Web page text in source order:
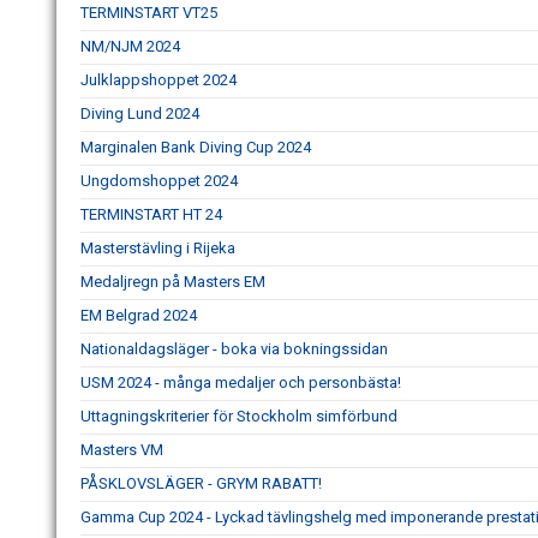
TERMINSTART VT25
NM/NJM 2024
Julklappshoppet 2024
Diving Lund 2024
Marginalen Bank Diving Cup 2024
Ungdomshoppet 2024
TERMINSTART HT 24
Masterstävling i Rijeka
Medaljregn på Masters EM
EM Belgrad 2024
Nationaldagsläger - boka via bokningssidan
USM 2024 - många medaljer och personbästa!
Uttagningskriterier för Stockholm simförbund
Masters VM
PÅSKLOVSLÄGER - GRYM RABATT!
Gamma Cup 2024 - Lyckad tävlingshelg med imponerande